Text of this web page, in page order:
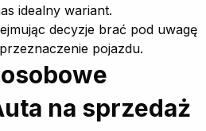
idealny wariant.
decyzje brać pod uwagę
pojazdu.
na sprzedaż